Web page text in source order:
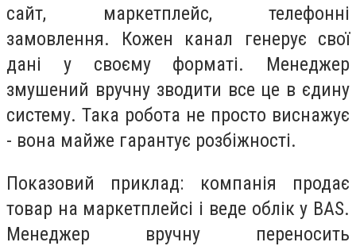
сайт, маркетплейс, телефонні
замовлення. Кожен канал генерує свої
дані у своєму форматі. Менеджер
змушений вручну зводити все це в єдину
систему. Така робота не просто виснажує
- вона майже гарантує розбіжності.
Показовий приклад: компанія продає
товар на маркетплейсі і веде облік у BAS.
Менеджер вручну переносить